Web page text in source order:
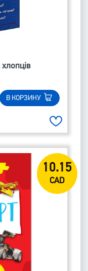
В КОРЗИНУ
10.15
CAD